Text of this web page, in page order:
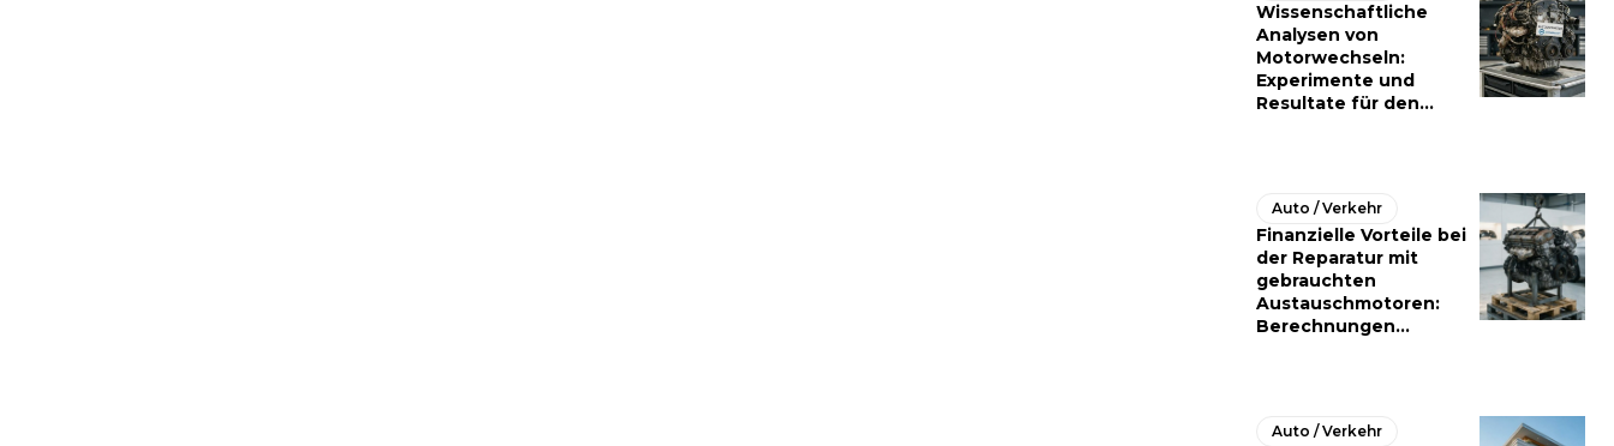
Wissenschaftliche
Analysen von
Motorwechseln:
Experimente und
Resultate für den...
Auto / Verkehr
Finanzielle Vorteile bei
der Reparatur mit
gebrauchten
Austauschmotoren:
Berechnungen...
Auto / Verkehr